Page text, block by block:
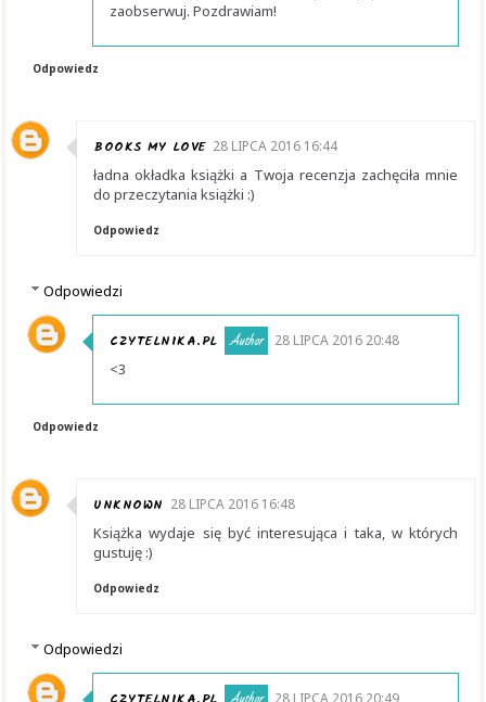
zaobserwuj. Pozdrawiam!
Odpowiedz
BOOKS MY LOVE 28 LIPCA 2016 16:44
ładna okładka książki a Twoja recenzja zachęciła mnie
do przeczytania książki :)
Odpowiedz
Odpowiedzi
CZYTELNIKA.PL 28 LIPCA 2016 20:48
<3
Odpowiedz
UNKNOWN 28 LIPCA 2016 16:48
Książka wydaje się być interesująca i taka, w których
gustuję :)
Odpowiedz
Odpowiedzi
28 LIPCA 2016 20:49